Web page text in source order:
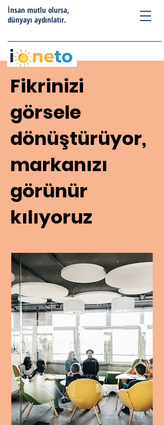
İnsan mutlu olursa,
dünyayı aydınlatır.
Fikrinizi
görsele
dönüştürüyor,
markanızı
görünür
kılıyoruz